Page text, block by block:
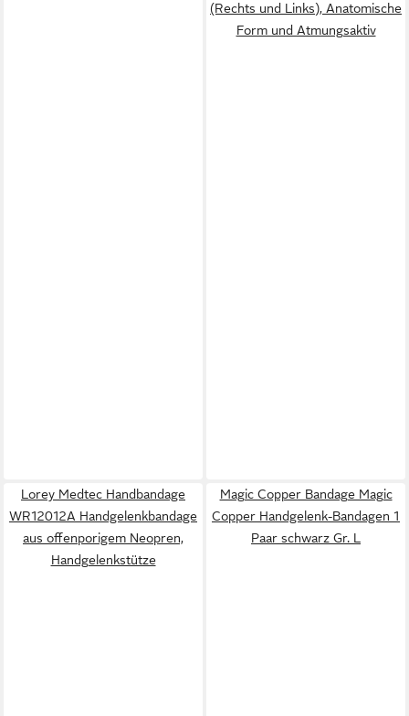
(Rechts und Links), Anatomische
Form und Atmungsaktiv
Lorey Medtec Handbandage
WR12012A Handgelenkbandage
aus offenporigem Neopren,
Handgelenkstütze
Magic Copper Bandage Magic
Copper Handgelenk-Bandagen 1
Paar schwarz Gr. L